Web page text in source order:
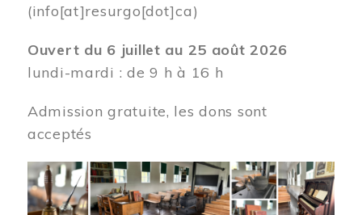
(info[at]resurgo[dot]ca)
Ouvert du 6 juillet au 25 août 2026
lundi-mardi : de 9 h à 16 h
Admission gratuite, les dons sont
acceptés
Image